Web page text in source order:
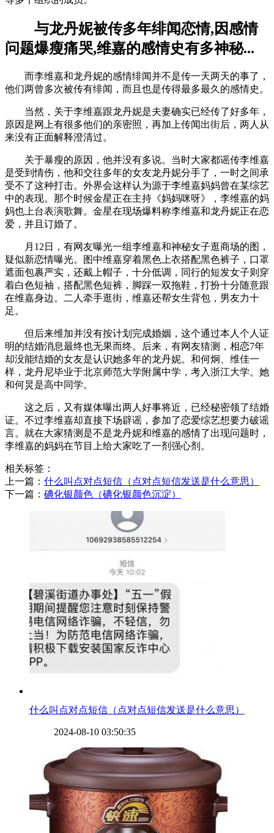
与龙丹妮被传多年绯闻恋情,因感情
问题爆瘦痛哭,维嘉的感情史有多神秘...
而李维嘉和龙丹妮的感情绯闻并不是传一天两天的事了，
他们两曾多次被传有绯闻，而且也是传得最多最久的感情史。
当然，关于李维嘉跟龙丹妮是夫妻确实已经传了好多年，
原因是网上有很多他们的亲密照，再加上传闻出街后，两人从
来没有正面解释澄清过。
关于暴瘦的原因，他并没有多说。当时大家都谣传李维嘉
是受到情伤，他和交往多年的女友龙丹妮分手了，一时之间承
受不了这种打击。外界会这样认为源于李维嘉妈妈曾在某综艺
中的表现。那个时候金星正在主持《妈妈咪呀》，李维嘉的妈
妈也上台表演歌舞。金星在现场爆料称李维嘉和龙丹妮正在恋
爱，并且订婚了。
月12日，有网友曝光一组李维嘉和神秘女子逛商场的图，
疑似新恋情曝光。图中维嘉穿着黑色上衣搭配黑色裤子，口罩
遮面包裹严实，还戴上帽子，十分低调，同行的短发女子则穿
着白色短袖，搭配黑色短裤，脚踩一双拖鞋，打扮十分随意跟
在维嘉身边。二人牵手逛街，维嘉还帮女生背包，男友力十
足。
但后来维加并没有按计划完成婚姻，这个通过本人个人证
明的结婚消息最终也无果而终。后来，有网友猜测，相恋7年
却没能结婚的女友是认识她多年的龙丹妮。和何炯、维佳一
样，龙丹尼毕业于北京师范大学附属中学，考入浙江大学。她
和何炅是高中同学。
这之后，又有媒体曝出两人好事将近，已经秘密领了结婚
证。不过李维嘉却直接下场辟谣，参加了恋爱综艺想要力破谣
言。就在大家猜测是不是龙丹妮和维嘉的感情了出现问题时，
李维嘉的妈妈在节目上给大家吃了一剂强心剂。
相关标签：
上一篇： ​什么叫点对点短信（点对点短信发送是什么意思）
下一篇： ​碘化银颜色（碘化银颜色沉淀）
​什么叫点对点短信（点对点短信发送是什么意思）
2024-08-10 03:50:35